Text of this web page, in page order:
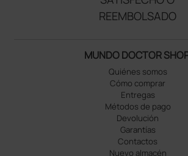
REEMBOLSADO
MUNDO DOCTOR
Quiénes somos
Cómo comprar
Entregas
Métodos de pago
Devolución
Garantías
Contactos
Nuevo almacén